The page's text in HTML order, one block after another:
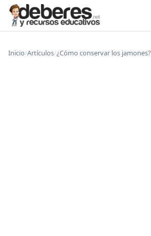
Inicio/Artículos/¿Cómo conservar los jamones?